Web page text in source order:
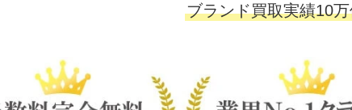
ブランド買取実績10